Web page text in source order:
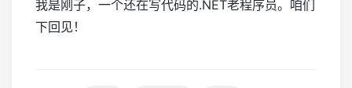
我是刚子，一个还在写代码的.NET老程序员。咱们
下回见！